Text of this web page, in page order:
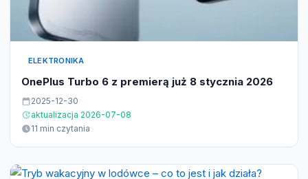
ELEKTRONIKA
OnePlus Turbo 6 z premierą już 8 stycznia 2026
2025-12-30
aktualizacja 2026-07-08
11 min czytania